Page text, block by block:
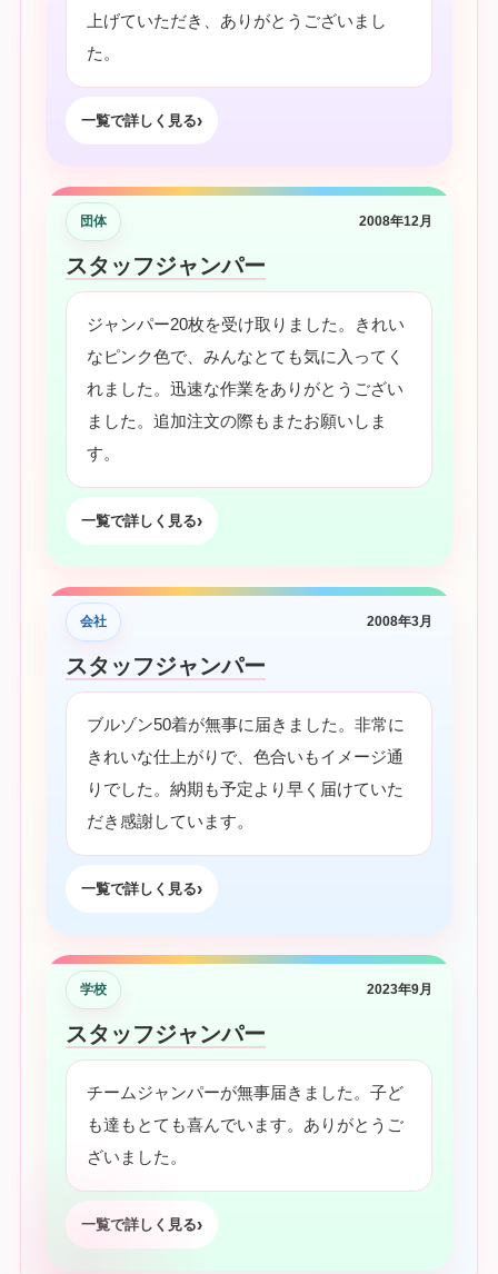
上げていただき、ありがとうございまし
た。
一覧で詳しく見る
団体 2008年12月
スタッフジャンパー
ジャンパー20枚を受け取りました。きれい
なピンク色で、みんなとても気に入ってく
れました。迅速な作業をありがとうござい
ました。追加注文の際もまたお願いしま
す。
一覧で詳しく見る
会社 2008年3月
スタッフジャンパー
ブルゾン50着が無事に届きました。非常に
きれいな仕上がりで、色合いもイメージ通
りでした。納期も予定より早く届けていた
だき感謝しています。
一覧で詳しく見る
学校 2023年9月
スタッフジャンパー
チームジャンパーが無事届きました。子ど
も達もとても喜んでいます。ありがとうご
ざいました。
一覧で詳しく見る